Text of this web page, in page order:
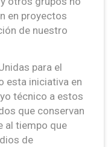
en proyectos
de nuestro
para el
esta iniciativa en
técnico a estos
que conservan
al tiempo que
de